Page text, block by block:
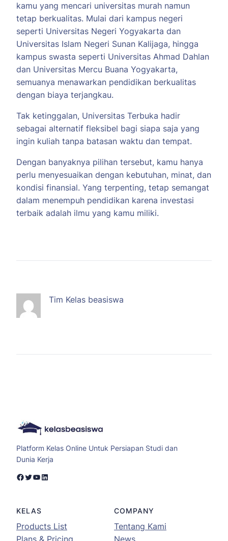
kamu yang mencari universitas murah namun
tetap berkualitas. Mulai dari kampus negeri
seperti Universitas Negeri Yogyakarta dan
Universitas Islam Negeri Sunan Kalijaga, hingga
kampus swasta seperti Universitas Ahmad Dahlan
dan Universitas Mercu Buana Yogyakarta,
semuanya menawarkan pendidikan berkualitas
dengan biaya terjangkau.
Tak ketinggalan, Universitas Terbuka hadir
sebagai alternatif fleksibel bagi siapa saja yang
ingin kuliah tanpa batasan waktu dan tempat.
Dengan banyaknya pilihan tersebut, kamu hanya
perlu menyesuaikan dengan kebutuhan, minat, dan
kondisi finansial. Yang terpenting, tetap semangat
dalam menempuh pendidikan karena investasi
terbaik adalah ilmu yang kamu miliki.
Tim Kelas beasiswa
Platform Kelas Online Untuk Persiapan Studi dan
Dunia Kerja
Facebook Twitter YouTube LinkedIn
KELAS
Products List
COMPANY
Tentang Kami